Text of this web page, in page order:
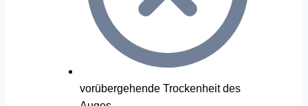
vorübergehende Trockenheit des